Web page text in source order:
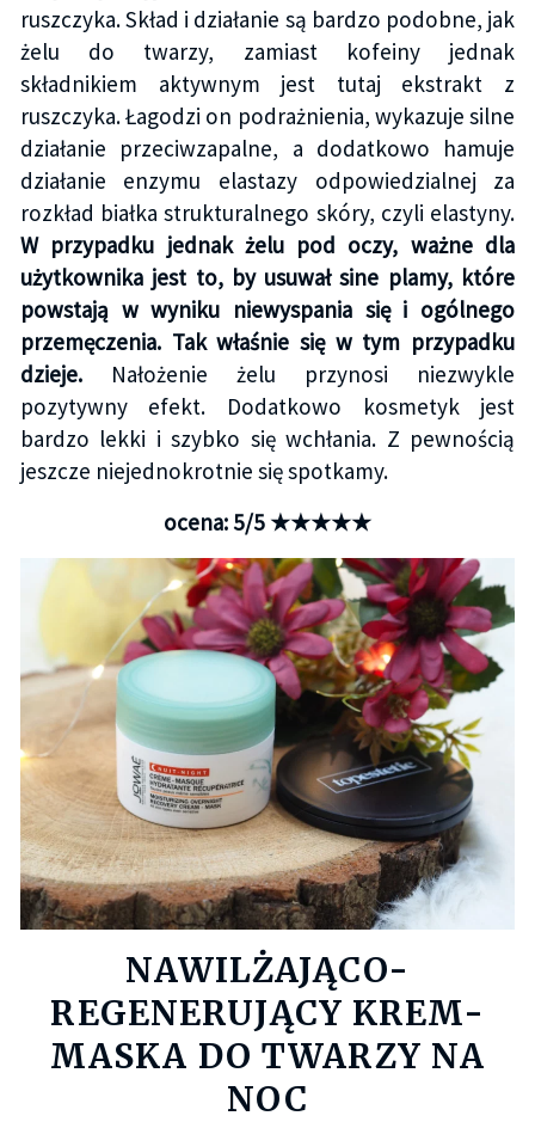
ruszczyka. Skład i działanie są bardzo podobne, jak
żelu do twarzy, zamiast kofeiny jednak
składnikiem aktywnym jest tutaj ekstrakt z
ruszczyka. Łagodzi on podrażnienia, wykazuje silne
działanie przeciwzapalne, a dodatkowo hamuje
działanie enzymu elastazy odpowiedzialnej za
rozkład białka strukturalnego skóry, czyli elastyny.
W przypadku jednak żelu pod oczy, ważne dla
użytkownika jest to, by usuwał sine plamy, które
powstają w wyniku niewyspania się i ogólnego
przemęczenia. Tak właśnie się w tym przypadku
dzieje.Nałożenie żelu przynosi niezwykle
pozytywny efekt. Dodatkowo kosmetyk jest
bardzo lekki i szybko się wchłania. Z pewnością
jeszcze niejednokrotnie się spotkamy.
ocena: 5/5 ★★★★★
NAWILŻAJĄCO-
REGENERUJĄCY KREM-
MASKA DO TWARZY NA
NOC